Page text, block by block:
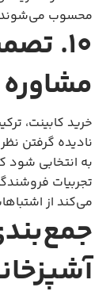
محسوب
۱۰.
خرید کابینت،
نادیده گرفتن
به انتخابی شود
تجربیات
می‌کند از